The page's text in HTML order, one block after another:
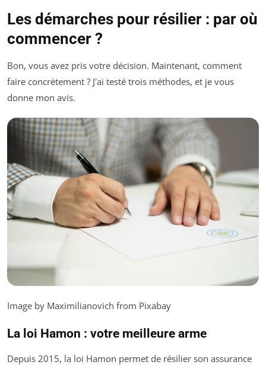
Les démarches pour résilier : par où
commencer ?
Bon, vous avez pris votre décision. Maintenant, comment
faire concrètement ? J'ai testé trois méthodes, et je vous
donne mon avis.
Image by Maximilianovich from Pixabay
La loi Hamon : votre meilleure arme
Depuis 2015, la loi Hamon permet de résilier son assurance